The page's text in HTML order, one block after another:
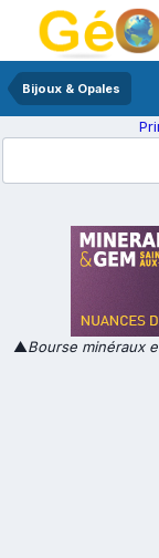
Bijoux & Opales
▲Bourse minéraux